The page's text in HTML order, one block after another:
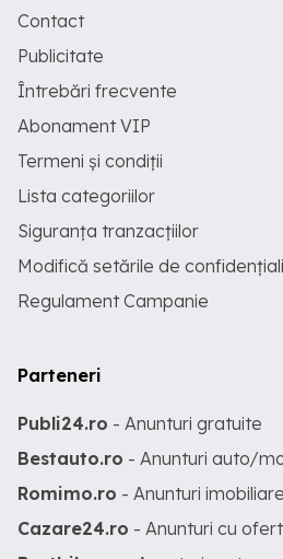
Contact
Publicitate
Întrebări frecvente
Abonament VIP
Termeni și condiții
Lista categoriilor
Siguranța tranzacțiilor
Modifică setările de
Regulament Campanie
Parteneri
Publi24.ro - Anunturi gratuite
Bestauto.ro - Anunturi auto/
Romimo.ro - Anunturi imobiliare
Cazare24.ro - Anunturi cu